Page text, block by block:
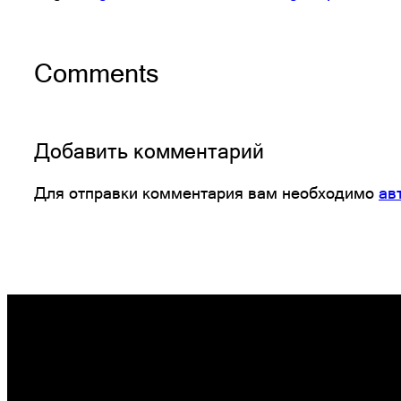
Comments
Добавить комментарий
Для отправки комментария вам необходимо